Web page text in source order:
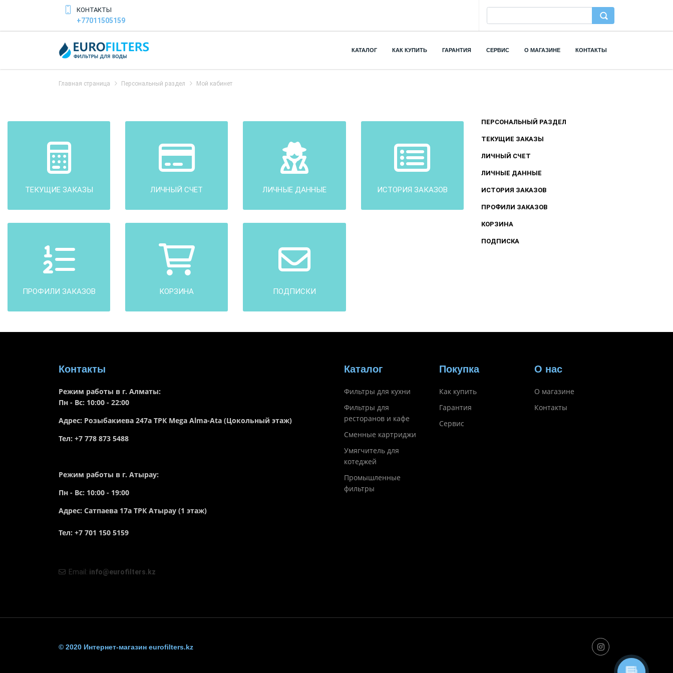
КОНТАКТЫ
+77011505159
КАТАЛОГ КАК КУПИТЬ ГАРАНТИЯ СЕРВИС О МАГАЗИНЕ КОНТАКТЫ
Главная страница Персональный раздел Мой кабинет
ПЕРСОНАЛЬНЫЙ РАЗДЕЛ
ТЕКУЩИЕ ЗАКАЗЫ
ЛИЧНЫЙ СЧЕТ
ЛИЧНЫЕ ДАННЫЕ
ИСТОРИЯ ЗАКАЗОВ
ПРОФИЛИ ЗАКАЗОВ
КОРЗИНА
ПОДПИСКА
ТЕКУЩИЕ ЗАКАЗЫ ЛИЧНЫЙ СЧЕТ ЛИЧНЫЕ ДАННЫЕ ИСТОРИЯ ЗАКАЗОВ
ПРОФИЛИ ЗАКАЗОВ КОРЗИНА ПОДПИСКИ
Контакты
Режим работы в г. Алматы:
Пн - Вс: 10:00 - 22:00
Адрес: Розыбакиева 247а ТРК Mega Alma-Ata (Цокольный этаж)
Тел: +7 778 873 5488
Режим работы в г. Атырау:
Пн - Вс: 10:00 - 19:00
Адрес: Сатпаева 17а ТРК Атырау (1 этаж)
Тел: +7 701 150 5159
Email: info@eurofilters.kz
Каталог
Фильтры для кухни
Фильтры для
ресторанов и кафе
Сменные картриджи
Умягчитель для
котеджей
Промышленные
фильтры
Покупка
Как купить
Гарантия
Сервис
О нас
О магазине
Контакты
© 2020 Интернет-магазин eurofilters.kz